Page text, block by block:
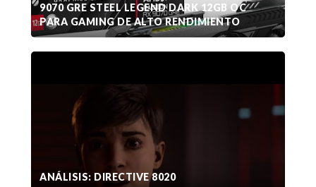
9070 GRE STEEL LEGEND DARK 12GB OC
PARA GAMING DE ALTO RENDIMIENTO
ANÁLISIS: DIRECTIVE 8020